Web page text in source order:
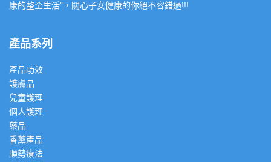
康的整全生活”，關心子女健康的你絕不容錯過!!!
產品系列
產品功效
護膚品
兒童護理
個人護理
藥品
香薰產品
順勢療法